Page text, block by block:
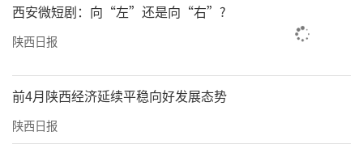
西安微短剧：向“左”还是向“右”?
陕西日报
前4月陕西经济延续平稳向好发展态势
陕西日报